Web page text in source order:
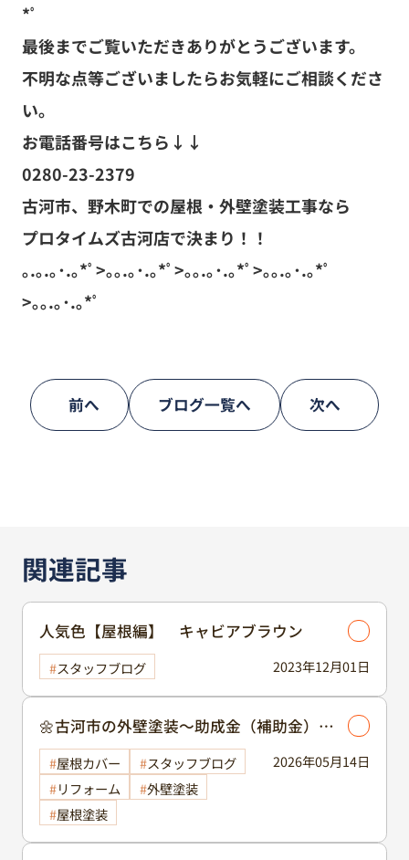
*ﾟ
最後までご覧いただきありがとうございます。
不明な点等ございましたらお気軽にご相談くださ
い。
お電話番号はこちら↓↓
0280-23-2379
古河市、野木町での屋根・外壁塗装工事なら
プロタイムズ古河店で決まり！！
｡.｡.｡･.｡*ﾟ>｡｡.｡･.｡*ﾟ>｡｡.｡･.｡*ﾟ>｡｡.｡･.｡*ﾟ
>｡｡.｡･.｡*ﾟ
前へ ブログ一覧へ 次へ
関連記事
2023年12月01日
人気色【屋根編】 キャビアブラウン
スタッフブログ
2026年05月14日
🌼古河市の外壁塗装～助成金（補助金）に
ついて～🌼
屋根カバー
スタッフブログ
リフォーム
外壁塗装
屋根塗装